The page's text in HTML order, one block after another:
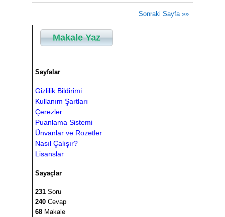
Sonraki Sayfa »»
Makale Yaz
Sayfalar
Gizlilik Bildirimi
Kullanım Şartları
Çerezler
Puanlama Sistemi
Ünvanlar ve Rozetler
Nasıl Çalışır?
Lisanslar
Sayaçlar
231 Soru
240 Cevap
68 Makale